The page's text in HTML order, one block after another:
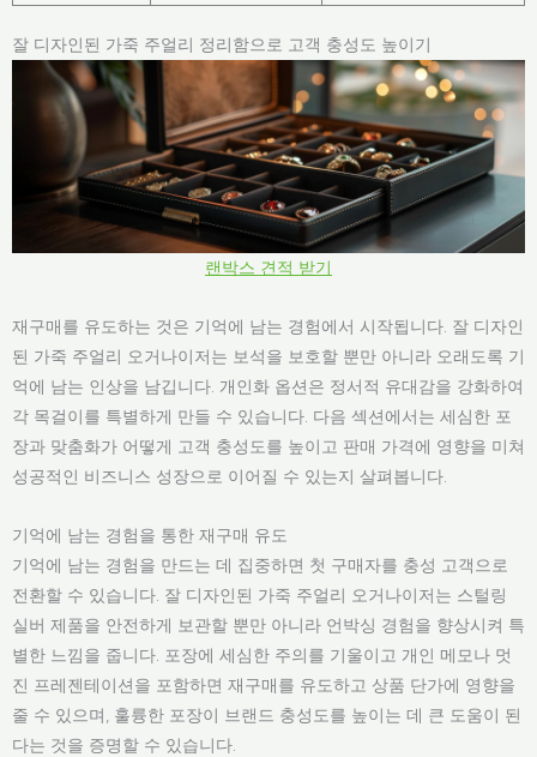
잘 디자인된 가죽 주얼리 정리함으로 고객 충성도 높이기
랜박스 견적 받기
재구매를 유도하는 것은 기억에 남는 경험에서 시작됩니다. 잘 디자인
된 가죽 주얼리 오거나이저는 보석을 보호할 뿐만 아니라 오래도록 기
억에 남는 인상을 남깁니다. 개인화 옵션은 정서적 유대감을 강화하여
각 목걸이를 특별하게 만들 수 있습니다. 다음 섹션에서는 세심한 포
장과 맞춤화가 어떻게 고객 충성도를 높이고 판매 가격에 영향을 미쳐
성공적인 비즈니스 성장으로 이어질 수 있는지 살펴봅니다.
기억에 남는 경험을 통한 재구매 유도
기억에 남는 경험을 만드는 데 집중하면 첫 구매자를 충성 고객으로
전환할 수 있습니다. 잘 디자인된 가죽 주얼리 오거나이저는 스털링
실버 제품을 안전하게 보관할 뿐만 아니라 언박싱 경험을 향상시켜 특
별한 느낌을 줍니다. 포장에 세심한 주의를 기울이고 개인 메모나 멋
진 프레젠테이션을 포함하면 재구매를 유도하고 상품 단가에 영향을
줄 수 있으며, 훌륭한 포장이 브랜드 충성도를 높이는 데 큰 도움이 된
다는 것을 증명할 수 있습니다.